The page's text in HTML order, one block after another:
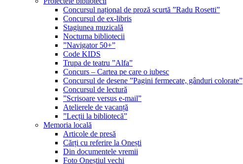
Concursul național de proză scurtă ”Radu Rosetti”
Concursul de ex-libris
Stagiunea muzicală
Nocturna bibliotecii
”Navigator 50+”
Code KIDS
Trupa de teatru ”Alfa”
Concurs – Cartea pe care o iubesc
Concursul de desene ”Pagini fermecate, gânduri colorate”
Concursul de lectură
”Scrisoare versus e-mail”
Atelierele de vacanță
”Lecții la bibliotecă”
Memoria locală
Articole de presă
Cărți cu referire la Onești
Din documentele vremii
Foto Oneștiul vechi